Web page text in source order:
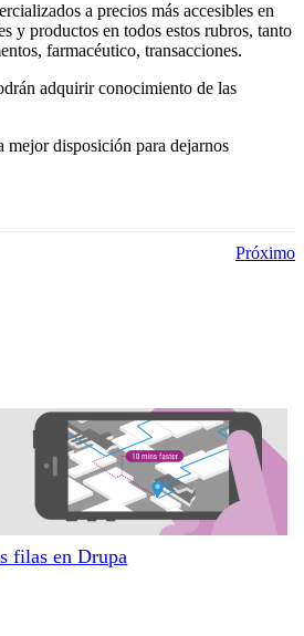
a precios más accesibles en
y productos en todos estos rubros, tanto
farmacéutico, transacciones.
adquirir conocimiento de las
mejor disposición para dejarnos
Próximo
filas en Drupa